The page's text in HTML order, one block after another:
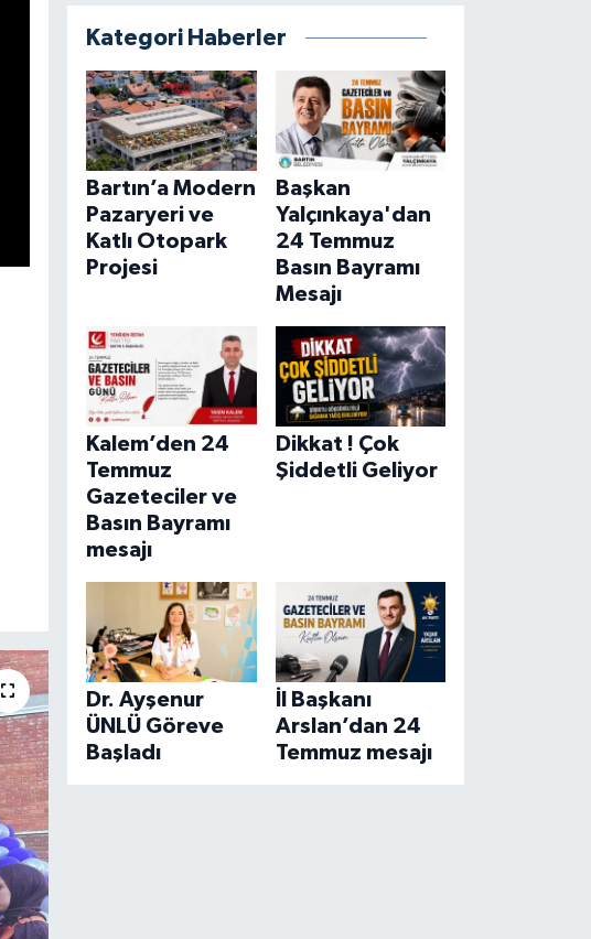
Kategori Haberler
Bartın’a Modern
Pazaryeri ve
Katlı Otopark
Projesi
Başkan
Yalçınkaya'dan
24 Temmuz
Basın Bayramı
Mesajı
Kalem’den 24
Temmuz
Gazeteciler ve
Basın Bayramı
mesajı
Dikkat ! Çok
Şiddetli Geliyor
Dr. Ayşenur
ÜNLÜ Göreve
Başladı
İl Başkanı
Arslan’dan 24
Temmuz mesajı